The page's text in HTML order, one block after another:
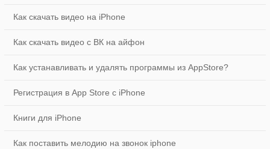
Как скачать видео на iPhone
Как скачать видео с ВК на айфон
Как устанавливать и удалять программы из AppStore?
Регистрация в App Store с iPhone
Книги для iPhone
Как поставить мелодию на звонок iphone